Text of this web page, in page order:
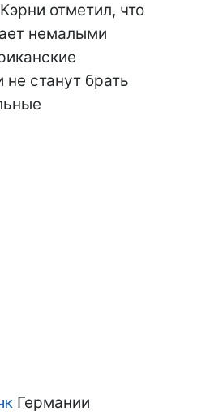
отметил, что
немалыми
не станут брать
Германии